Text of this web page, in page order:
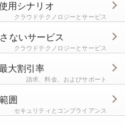
用シナリオ
クラウドテクノロジーとサービス
ないサービス
クラウドテクノロジーとサービス
大割引率
請求、料金、およびサポート
囲
セキュリティとコンプライアンス